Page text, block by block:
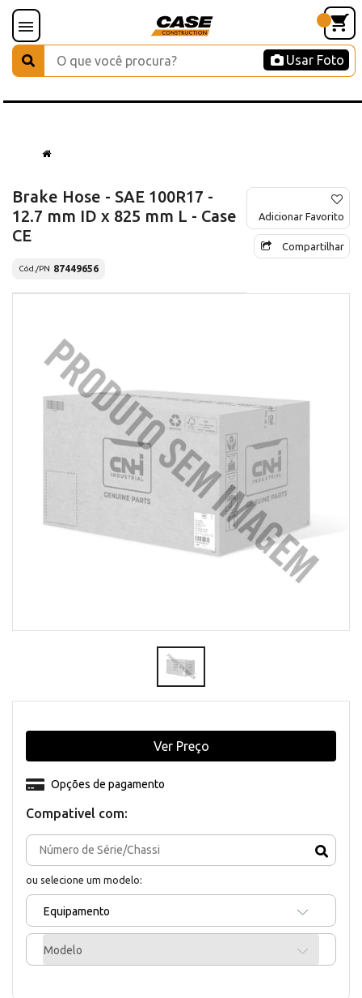
Usar Foto
Brake Hose - SAE 100R17 -
12.7 mm ID x 825 mm L - Case
CE
Cód./PN 87449656
Adicionar Favorito
Compartilhar
Compativel com:
ou selecione um modelo:
Equipamento
Modelo
Opções de pagamento
Ver Preço